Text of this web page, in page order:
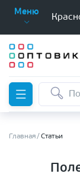
Меню
Главная Статьи